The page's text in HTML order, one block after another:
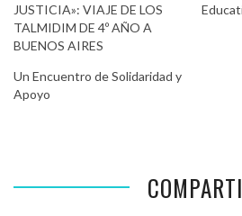
JUSTICIA»: VIAJE DE LOS
TALMIDIM DE 4º AÑO A
BUENOS AIRES
Un Encuentro de Solidaridad y
Apoyo